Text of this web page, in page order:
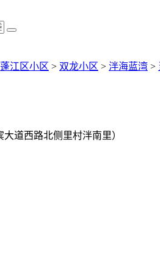
蓬江区小区 > 双龙小区 > 泮海蓝湾 >
大道西路北侧里村泮南里）